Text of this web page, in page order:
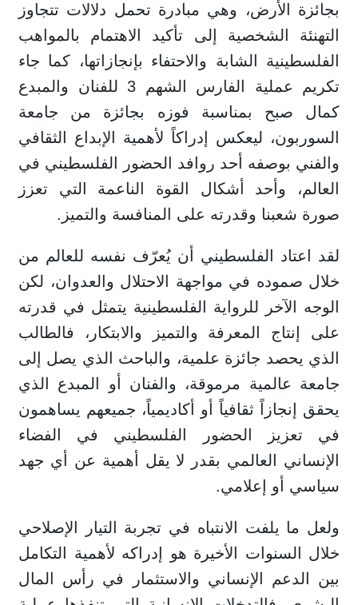
بجائزة الأرض، وهي مبادرة تحمل دلالات تتجاوز
التهنئة الشخصية إلى تأكيد الاهتمام بالمواهب
الفلسطينية الشابة والاحتفاء بإنجازاتها، كما جاء
تكريم عملية الفارس الشهم 3 للفنان والمبدع
كمال صبح بمناسبة فوزه بجائزة من جامعة
السوربون، ليعكس إدراكاً لأهمية الإبداع الثقافي
والفني بوصفه أحد روافد الحضور الفلسطيني في
العالم، وأحد أشكال القوة الناعمة التي تعزز
صورة شعبنا وقدرته على المنافسة والتميز.
لقد اعتاد الفلسطيني أن يُعرّف نفسه للعالم من
خلال صموده في مواجهة الاحتلال والعدوان، لكن
الوجه الآخر للرواية الفلسطينية يتمثل في قدرته
على إنتاج المعرفة والتميز والابتكار، فالطالب
الذي يحصد جائزة علمية، والباحث الذي يصل إلى
جامعة عالمية مرموقة، والفنان أو المبدع الذي
يحقق إنجازاً ثقافياً أو أكاديمياً، جميعهم يساهمون
في تعزيز الحضور الفلسطيني في الفضاء
الإنساني العالمي بقدر لا يقل أهمية عن أي جهد
سياسي أو إعلامي.
ولعل ما يلفت الانتباه في تجربة التيار الإصلاحي
خلال السنوات الأخيرة هو إدراكه لأهمية التكامل
بين الدعم الإنساني والاستثمار في رأس المال